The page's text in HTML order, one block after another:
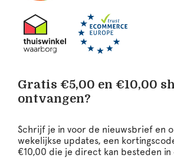
Gratis €5,00 en €10,00
ontvangen?
Schrijf je in voor de nieuwsbrief en
wekelijkse updates, een
€10,00 die je direct kan besteden in